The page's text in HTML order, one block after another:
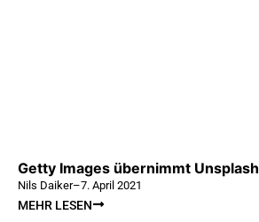
Getty Images übernimmt Unsplash
Nils Daiker–7. April 2021
MEHR LESEN